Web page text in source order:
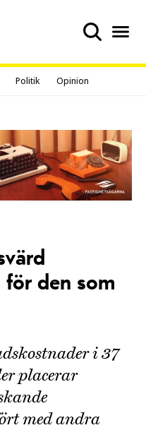
Politik Opinion
för den som
i 37
placerar
med andra